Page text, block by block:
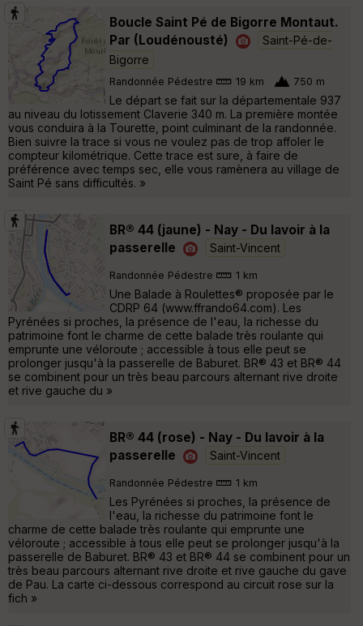
Boucle Saint Pé de Bigorre Montaut.
Par (Loudénousté)
Saint-Pé-de-
Bigorre
Randonnée Pédestre 19 km 750 m
Le départ se fait sur la départementale 937
au niveau du lotissement Claverie 340 m. La première montée
vous conduira à la Tourette, point culminant de la randonnée.
Bien suivre la trace si vous ne voulez pas de trop affoler le
compteur kilométrique. Cette trace est sure, à faire de
préférence avec temps sec, elle vous ramènera au village de
Saint Pé sans difficultés. »
BR® 44 (jaune) - Nay - Du lavoir à la
passerelle
Saint-Vincent
Randonnée Pédestre 1 km
Une Balade à Roulettes® proposée par le
CDRP 64 (www.ffrando64.com). Les
Pyrénées si proches, la présence de l'eau, la richesse du
patrimoine font le charme de cette balade très roulante qui
emprunte une véloroute ; accessible à tous elle peut se
prolonger jusqu'à la passerelle de Baburet. BR® 43 et BR® 44
se combinent pour un très beau parcours alternant rive droite
et rive gauche du »
BR® 44 (rose) - Nay - Du lavoir à la
passerelle
Saint-Vincent
Randonnée Pédestre 1 km
Les Pyrénées si proches, la présence de
l'eau, la richesse du patrimoine font le
charme de cette balade très roulante qui emprunte une
véloroute ; accessible à tous elle peut se prolonger jusqu'à la
passerelle de Baburet. BR® 43 et BR® 44 se combinent pour un
très beau parcours alternant rive droite et rive gauche du gave
de Pau. La carte ci-dessous correspond au circuit rose sur la
fich »